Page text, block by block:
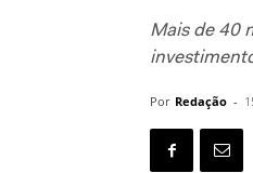
Mais de 40
Por Redação -